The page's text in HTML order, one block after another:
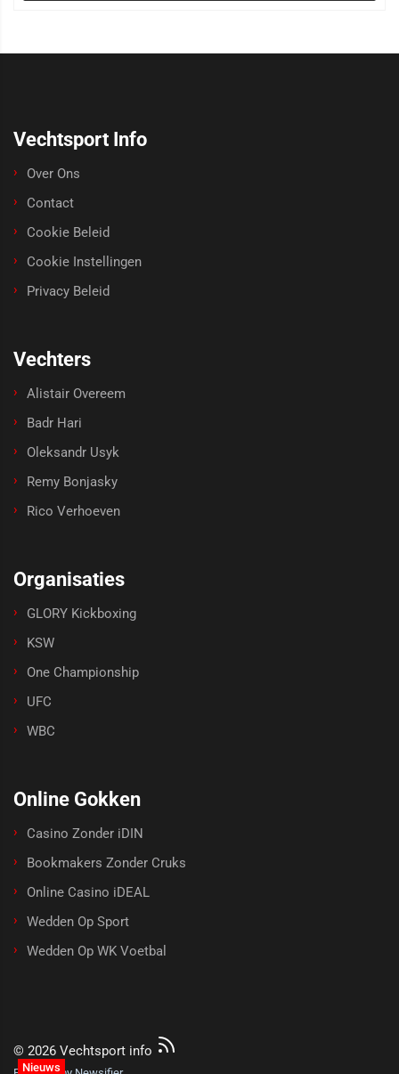
Nieuws
Vechtsport Info
Over Ons
Contact
Cookie Beleid
Cookie Instellingen
Privacy Beleid
Vechters
Alistair Overeem
Badr Hari
Oleksandr Usyk
Remy Bonjasky
Rico Verhoeven
Organisaties
GLORY Kickboxing
KSW
One Championship
UFC
WBC
Online Gokken
Casino Zonder iDIN
Bookmakers Zonder Cruks
Online Casino iDEAL
Wedden Op Sport
Wedden Op WK Voetbal
© 2026 Vechtsport info